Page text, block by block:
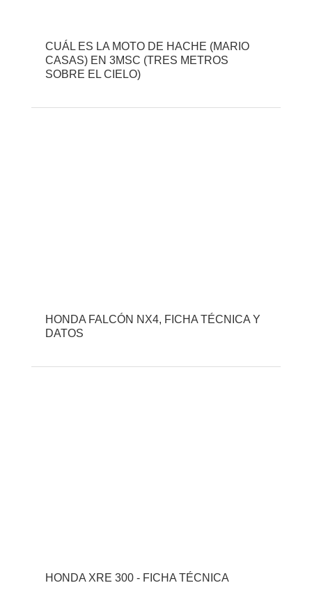
CUÁL ES LA MOTO DE HACHE (MARIO
CASAS) EN 3MSC (TRES METROS
SOBRE EL CIELO)
HONDA FALCÓN NX4, FICHA TÉCNICA Y
DATOS
HONDA XRE 300 - FICHA TÉCNICA